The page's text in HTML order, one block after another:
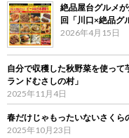
絶品屋台グルメ
回「川口×絶品グ
2026年4月15日
自分で収穫した秋野菜を使っ
ランドむさしの村」
2025年11月4日
春だけじゃもったいないさくら
2025年10月23日